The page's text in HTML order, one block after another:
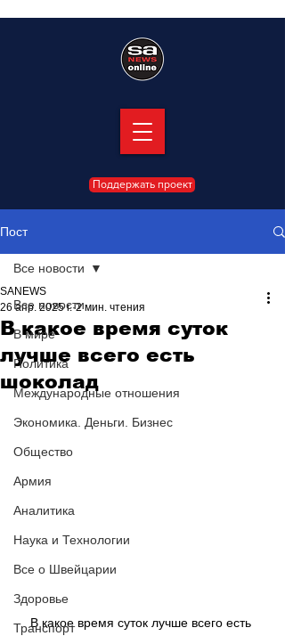
Поддержать проект
Пост
Все новости
В мире
Политика
Международные отношения
Экономика. Деньги. Бизнес
Общество
Армия
Аналитика
Наука и Технологии
Все о Швейцарии
Здоровье
Транспорт
Все новости
В какое время суток
лучше всего есть
шоколад
SANEWS
26 апр. 2025 г. 2 мин. чтения
В какое время суток лучше всего есть